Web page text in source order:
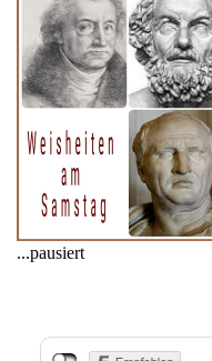
...pausiert